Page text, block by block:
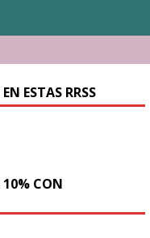
ESTAS RRSS
10% CON